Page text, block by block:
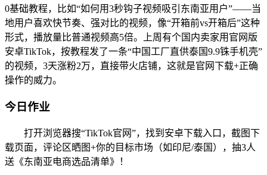
0基础教程，比如“如何用3秒钩子视频吸引东南亚用户”——当
地用户喜欢快节奏、强对比的视频，像“开箱前vs开箱后”这种
形式，播放量比普通视频高5倍。上周有个国内卖家用官网版
安卓TikTok，按教程发了一条“中国工厂直供泰国9.9铢手机壳”
的视频，3天涨粉2万，直接带火店铺，这就是官网下载+正确
操作的威力。
今日作业
打开浏览器搜“TikTok官网”，找到安卓下载入口，截图下
载页面，评论区晒图+你的目标市场（如印尼/泰国），抽3人
送《东南亚电商选品清单》！